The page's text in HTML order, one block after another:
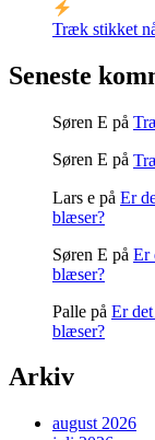
Træk stikket
Seneste
Søren E på
Søren E på
Lars e på Er
blæser?
Søren E på Er
blæser?
Palle på Er
blæser?
Arkiv
august 2026